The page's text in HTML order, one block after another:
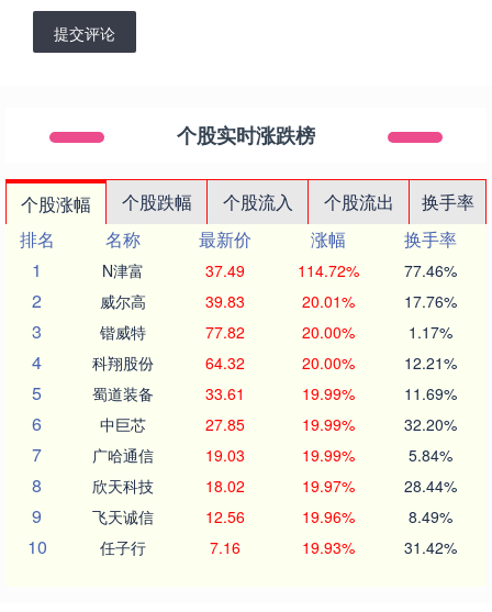
提交评论
个股实时涨跌榜
个股涨幅 个股跌幅 个股流入 个股流出
换手率
排名
名称 最新价 涨幅
换手率
1
N津富 37.49 114.72% 77.46%
2 威尔高 39.83 20.01% 17.76%
3 锴威特 77.82 20.00% 1.17%
4 科翔股份 64.32 20.00% 12.21%
5 蜀道装备 33.61 19.99% 11.69%
6 中巨芯 27.85 19.99% 32.20%
7 广哈通信 19.03 19.99% 5.84%
8 欣天科技 18.02 19.97% 28.44%
9 飞天诚信 12.56 19.96% 8.49%
10 任子行 7.16 19.93% 31.42%